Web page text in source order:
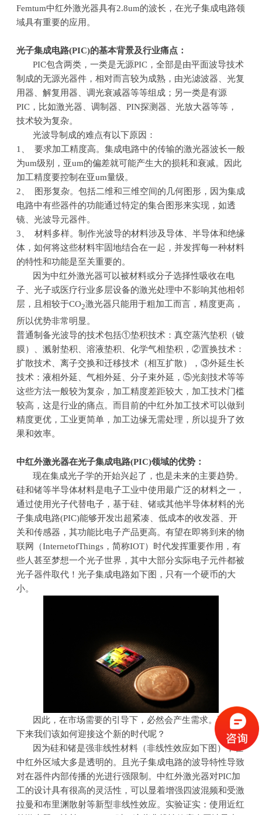
Femtum中红外激光器具有2.8um的波长，在光子集成电路领
域具有重要的应用。
光子集成电路(PIC)的基本背景及行业痛点：
PIC包含两类，一类是无源PIC ，全部是由平面波导技术
制成的无源光器件，相对而言较为成熟，由光滤波器、光复
用器、解复用器、调光衰减器等等组成；另一类是有源
PIC ，比如激光器、调制器、PIN探测器、光放大器等等，
技术较为复杂。
光波导制成的难点有以下原因：
1、 要求加工精度高。集成电路中的传输的激光器波长一般
为um级别，亚um的偏差就可能产生大的损耗和衰减。因此
加工精度要控制在亚um量级。
2、 图形复杂。包括二维和三维空间的几何图形，因为集成
电路中有些器件的功能通过特定的集合图形来实现，如透
镜、光波导元器件。
3、 材料多样。制作光波导的材料涉及导体、半导体和绝缘
体，如何将这些材料牢固地结合在一起，并发挥每一种材料
的特性和功能是至关重要的。
因为中红外激光器可以被材料或分子选择性吸收在电
子、光子或医疗行业多层设备的激光处理中不影响其他相邻
层，且相较于CO2激光器只能用于粗加工而言，精度更高，
所以优势非常明显。
普通制备光波导的技术包括①垫积技术：真空蒸汽垫积（镀
膜）、溅射垫积、溶液垫积、化学气相垫积，②置换技术：
扩散技术、离子交换和迁移技术（相互扩散），③外延生长
技术：液相外延、气相外延、分子束外延，⑤光刻技术等等
这些方法一般较为复杂，加工精度差距较大，加工技术门槛
较高，这是行业的痛点。而目前的中红外加工技术可以做到
精度更优，工业更简单，加工边缘无需处理，所以提升了效
果和效率。
中红外激光器在光子集成电路(PIC)领域的优势：
现在集成光子学的开始兴起了，也是未来的主要趋势。
硅和锗等半导体材料是电子工业中使用最广泛的材料之一，
通过使用光子代替电子，基于硅、锗或其他半导体材料的光
子集成电路(PIC)能够开发出超紧凑、低成本的收发器、开
关和传感器，其功能比电子产品更高。有望在即将到来的物
联网（InternetofThings ，简称IOT）时代发挥重要作用，有
些人甚至梦想一个光子世界，其中大部分实际电子元件都被
光子器件取代！光子集成电路如下图，只有一个硬币的大
小。
因此，在市场需要的引导下，必然会产生需求。那么接
下来我们该如何迎接这个新的时代呢？
因为硅和锗是强非线性材料（非线性效应如下图），在
中红外区域大多是透明的。且光子集成电路的波导特性导致
对在器件内部传播的光进行强限制。中红外激光器对PIC加
工的设计具有很高的灵活性，可以显着增强四波混频和受激
拉曼和布里渊散射等新型非线性效应。实验证实：使用近红